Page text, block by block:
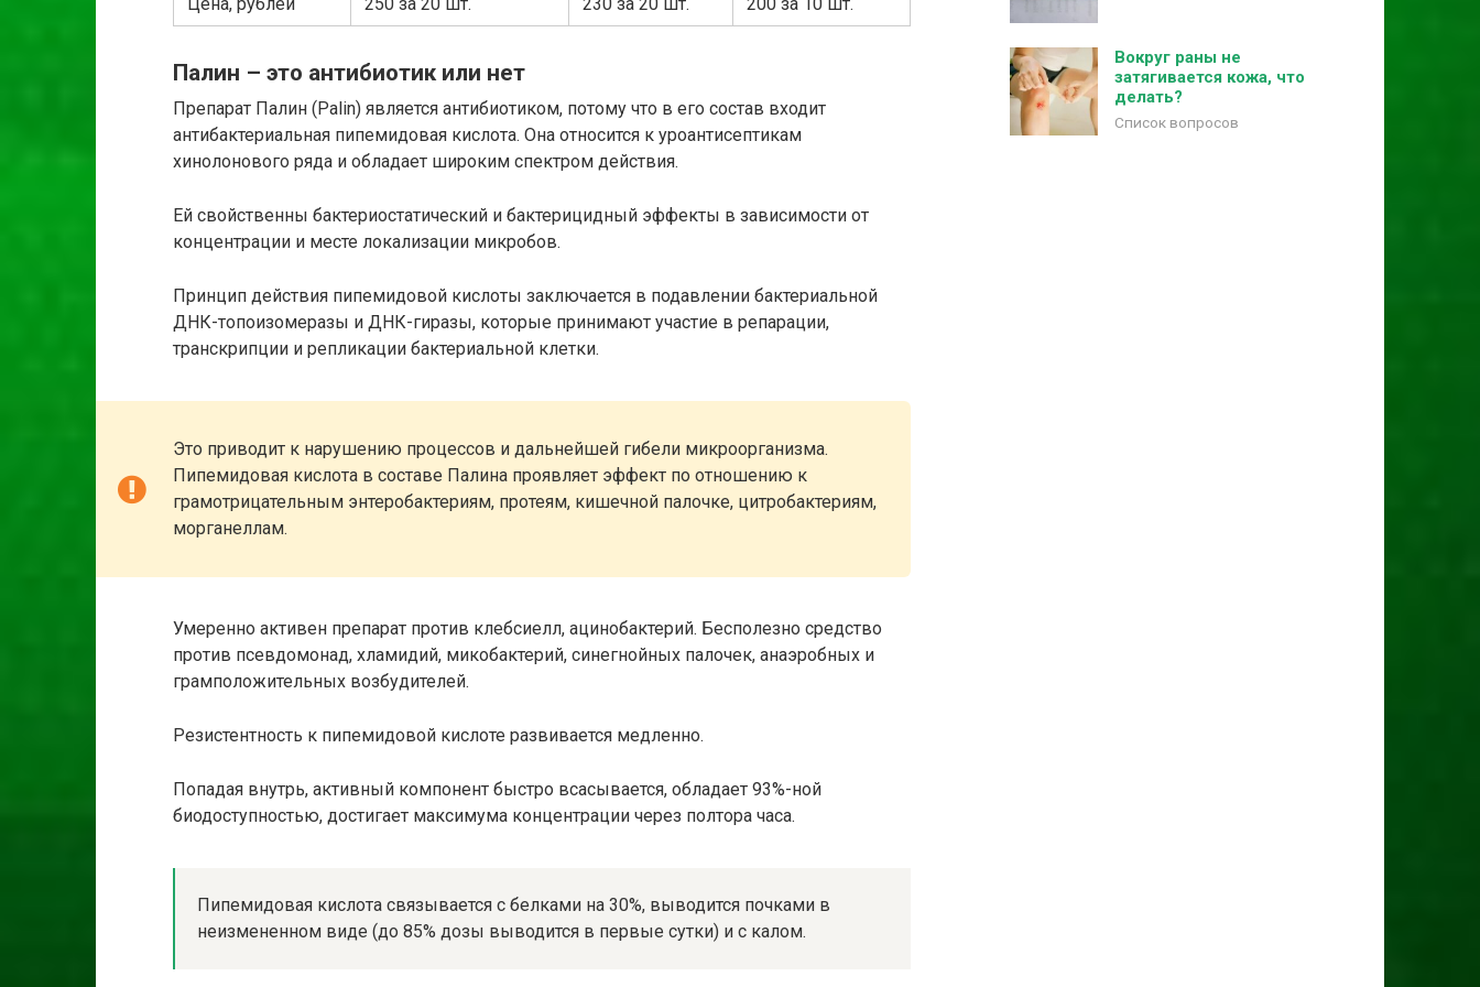
Палин – это антибиотик или нет
Препарат Палин (Palin) является антибиотиком, потому что в его состав входит
антибактериальная пипемидовая кислота. Она относится к уроантисептикам
хинолонового ряда и обладает широким спектром действия.
Ей свойственны бактериостатический и бактерицидный эффекты в зависимости от
концентрации и месте локализации микробов.
Принцип действия пипемидовой кислоты заключается в подавлении бактериальной
ДНК-топоизомеразы и ДНК-гиразы, которые принимают участие в репарации,
транскрипции и репликации бактериальной клетки.
Это приводит к нарушению процессов и дальнейшей гибели микроорганизма.
Пипемидовая кислота в составе Палина проявляет эффект по отношению к
грамотрицательным энтеробактериям, протеям, кишечной палочке, цитробактериям,
морганеллам.
Умеренно активен препарат против клебсиелл, ацинобактерий. Бесполезно средство
против псевдомонад, хламидий, микобактерий, синегнойных палочек, анаэробных и
грамположительных возбудителей.
Резистентность к пипемидовой кислоте развивается медленно.
Попадая внутрь, активный компонент быстро всасывается, обладает 93%-ной
биодоступностью, достигает максимума концентрации через полтора часа.
Пипемидовая кислота связывается с белками на 30%, выводится почками в
неизмененном виде (до 85% дозы выводится в первые сутки) и с калом.
Вокруг раны не
затягивается кожа, что
делать?
Список вопросов